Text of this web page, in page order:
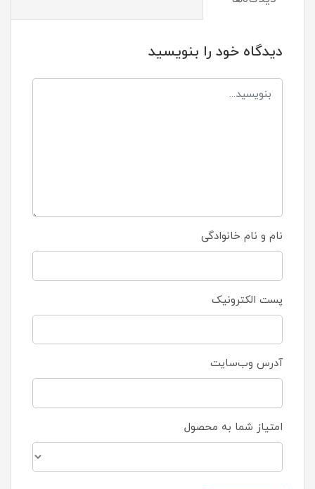
دیدگاه خود را بنویسید
نام و نام خانوادگی
پست الکترونیک
آدرس وب‌سایت
امتیاز شما به محصول